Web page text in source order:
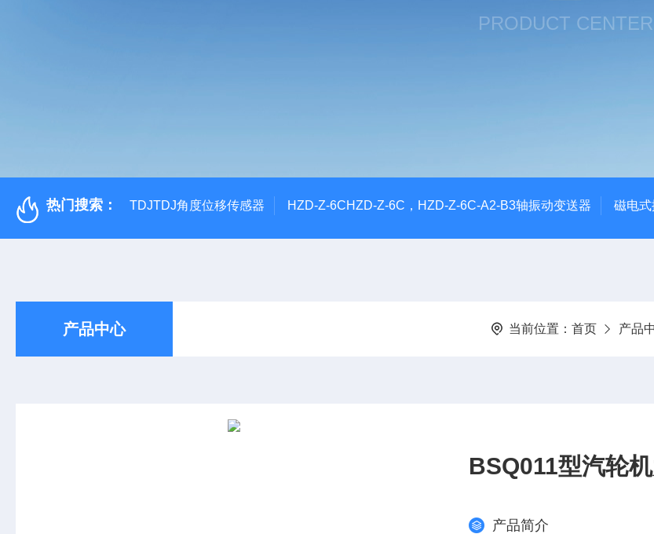
PRODUCT CENTER
热门搜索： TDJTDJ角度位移传感器 HZD-Z-6CHZD-Z-6C，HZD-Z-6C-A2-B3轴振动变送器 磁电
产品中心 当前位置： 首页 产品
BSQ011型汽轮
产品简介